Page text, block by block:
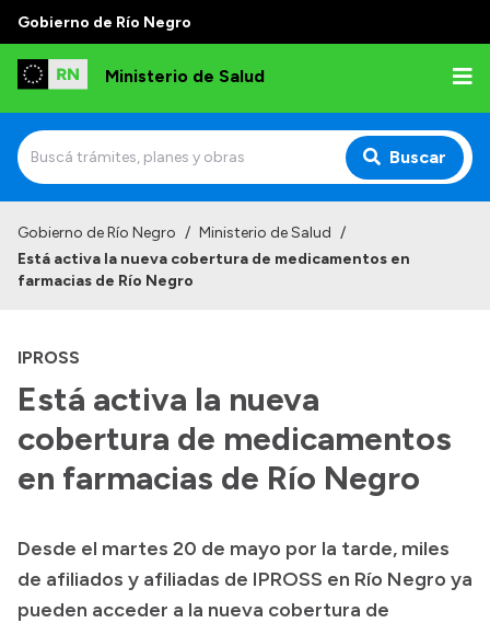
Gobierno de Río Negro
Ministerio de Salud
Buscar
Institucional
Autoridades
Consejos locales
Transparencia
Boletín Oficial
Compras y licitaciones
Gobierno de Río Negro / Ministerio de Salud /
Está activa la nueva cobertura de medicamentos en
farmacias de Río Negro
IPROSS
Está activa la nueva
cobertura de medicamentos
en farmacias de Río Negro
Desde el martes 20 de mayo por la tarde, miles
de afiliados y afiliadas de IPROSS en Río Negro ya
pueden acceder a la nueva cobertura de